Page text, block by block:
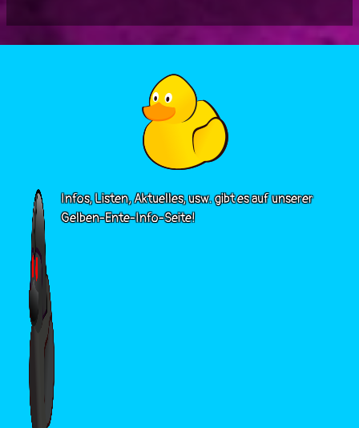
Infos, Listen, Aktuelles, usw. gibt es auf unserer
Gelben-Ente-Info-Seite!